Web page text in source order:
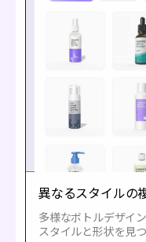
異なるスタイルの
多様なボトルデザイ
スタイルと形状を見